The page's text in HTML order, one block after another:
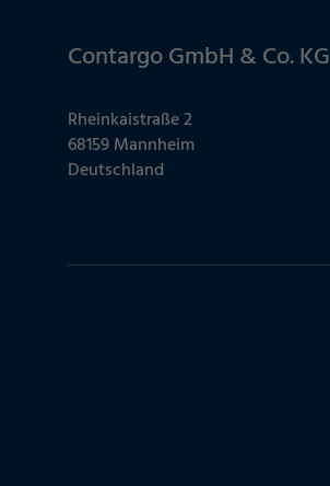
Contargo GmbH & Co. KG
Rheinkaistraße 2
68159 Mannheim
Deutschland